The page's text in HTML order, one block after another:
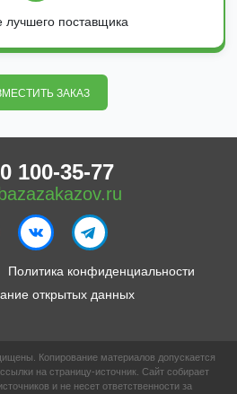
лучшего поставщика
ЗАКАЗ
Политика конфиденциальности
открытых данных
100-35-77
Копирование материалов допускается
на страницу-источник. Сайт собирает
и не несет ответственности за